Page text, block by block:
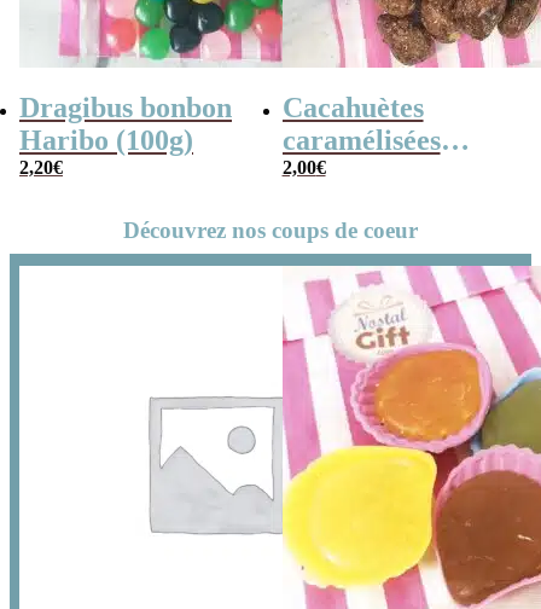
Dragibus bonbon
Haribo (100g)
2,20€
Cacahuètes
caramélisées
(chouchou) – 100g
2,00€
Découvrez nos coups de coeur